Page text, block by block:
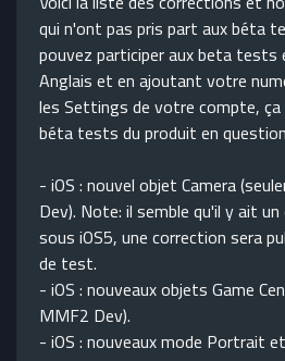
qui n'ont pas pris part aux béta
pouvez participer aux beta tests
Anglais et en ajoutant votre
les Settings de votre compte,
béta tests du produit en
- iOS : nouvel objet Camera
Dev). Note: il semble qu'il y ait
sous iOS5, une correction sera
de test.
- iOS : nouveaux objets Game
MMF2 Dev).
- iOS : nouveaux mode Portrait